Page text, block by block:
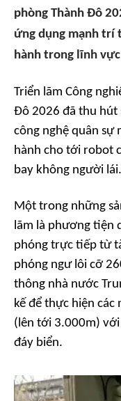
phòng Thành Đô
ứng dụng mạnh trí
hành trong lĩnh vực
Triển lãm Công
Đô 2026 đã thu hút
công nghệ quân
hành cho tới robot
bay không người lái.
Một trong những
lãm là phương tiện
phóng trực tiếp từ
phóng ngư lôi cỡ
thông nhà nước
kế để thực hiện các
(lên tới 3.000m) với
đáy biển.